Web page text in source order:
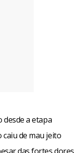
desde a etapa
caiu de mau jeito